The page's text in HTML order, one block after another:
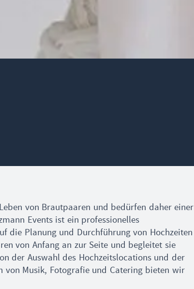
von Brautpaaren und bedürfen daher einer
Events ist ein professionelles
die Planung und Durchführung von Hochzeiten
von Anfang an zur Seite und begleitet sie
der Auswahl des Hochzeitslocations und der
Musik, Fotografie und Catering bieten wir